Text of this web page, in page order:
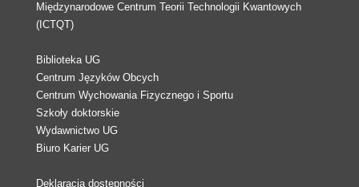
Międzynarodowe Centrum Teorii Technologii Kwantowych
(ICTQT)
Biblioteka UG
Centrum Języków Obcych
Centrum Wychowania Fizycznego i Sportu
Szkoły doktorskie
Wydawnictwo UG
Biuro Karier UG
Deklaracja dostępności